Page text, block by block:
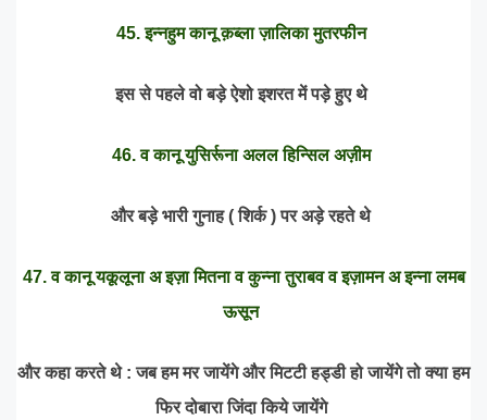
45. इन्नहुम कानू क़ब्ला ज़ालिका मुतरफीन
इस से पहले वो बड़े ऐशो इशरत में पड़े हुए थे
46. व कानू युसिर्रूना अलल हिन्सिल अज़ीम
और बड़े भारी गुनाह ( शिर्क ) पर अड़े रहते थे
47. व कानू यकूलूना अ इज़ा मितना व कुन्ना तुराबव व इज़ामन अ इन्ना लमब
ऊसून
और कहा करते थे : जब हम मर जायेंगे और मिटटी हड्डी हो जायेंगे तो क्या हम
फिर दोबारा जिंदा किये जायेंगे